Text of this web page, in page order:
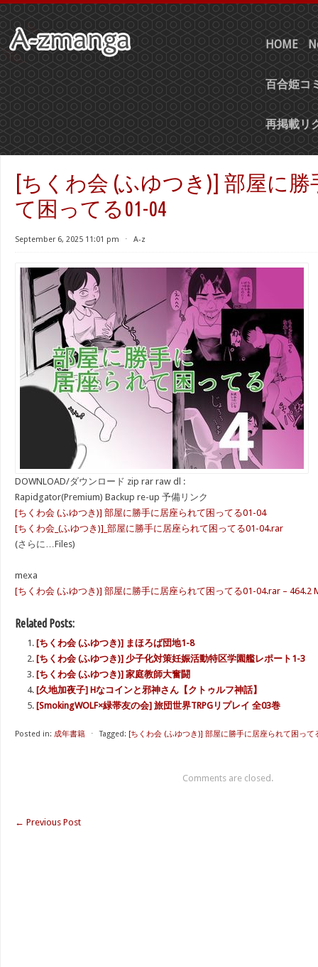
HOME
百合姫コ
再掲載リ
[ちくわ会 (ふゆつき)] 部屋に
て困ってる01-04
September 6, 2025 11:01 pm ⋅ A-z
DOWNLOAD/ダウンロード zip rar raw dl :
Rapidgator(Premium) Backup re-up 予備リンク
[ちくわ会 (ふゆつき)] 部屋に勝手に居座られて困ってる01-04
[ちくわ会_(ふゆつき)]_部屋に勝手に居座られて困ってる01-04.rar
(さらに…Files)
mexa
[ちくわ会 (ふゆつき)] 部屋に勝手に居座られて困ってる01-04.rar – 464.2
Related Posts:
[ちくわ会 (ふゆつき)] まほろば団地1-8
[ちくわ会 (ふゆつき)] 少子化対策妊娠活動特区学園艦レポート1-3
[ちくわ会 (ふゆつき)] 家庭教師大奮闘
[久地加夜子] Hなコインと邪神さん【クトゥルフ神話】
[SmokingWOLF×緑帯友の会] 旅団世界TRPGリプレイ 全03巻
Posted in: 成年書籍 ⋅ Tagged: [ちくわ会 (ふゆつき)] 部屋に勝手に居座られて困って
Comments are closed.
← Previous Post